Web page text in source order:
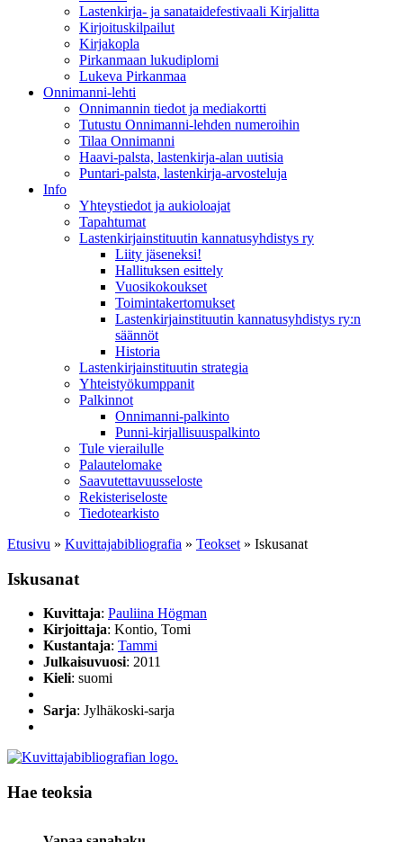
Lastenkirja- ja sanataidefestivaali Kirjalitta
Kirjoituskilpailut
Kirjakopla
Pirkanmaan lukudiplomi
Lukeva Pirkanmaa
Onnimanni-lehti
Onnimannin tiedot ja mediakortti
Tutustu Onnimanni-lehden numeroihin
Tilaa Onnimanni
Haavi-palsta, lastenkirja-alan uutisia
Puntari-palsta, lastenkirja-arvosteluja
Info
Yhteystiedot ja aukioloajat
Tapahtumat
Lastenkirjainstituutin kannatusyhdistys ry
Liity jäseneksi!
Hallituksen esittely
Vuosikokoukset
Toimintakertomukset
Lastenkirjainstituutin kannatusyhdistys ry:n
säännöt
Historia
Lastenkirjainstituutin strategia
Yhteistyökumppanit
Palkinnot
Onnimanni-palkinto
Punni-kirjallisuuspalkinto
Tule vierailulle
Palautelomake
Saavutettavuusseloste
Rekisteriseloste
Tiedotearkisto
Etusivu » Kuvittaja­bibliografia » Teokset » Iskusanat
Iskusanat
Kuvittaja: Pauliina Högman
Kirjoittaja: Kontio, Tomi
Kustantaja: Tammi
Julkaisuvuosi: 2011
Kieli: suomi
Sarja: Jylhäkoski-sarja
Hae teoksia